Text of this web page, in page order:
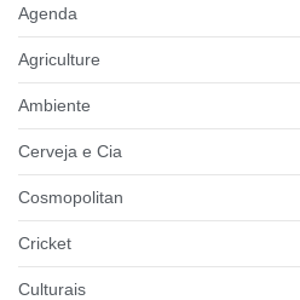
Agenda
Agriculture
Ambiente
Cerveja e Cia
Cosmopolitan
Cricket
Culturais